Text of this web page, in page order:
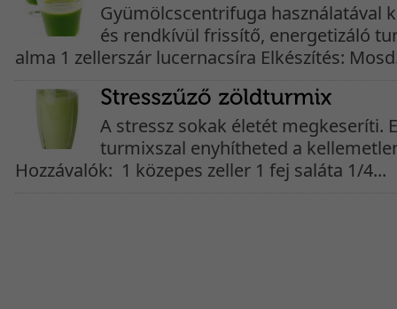
Gyümölcscentrifuga használatával
és rendkívül frissítő, energetizáló
alma 1 zellerszár lucernacsíra Elkészítés:
A stressz sokak életét megkeseríti.
turmixszal enyhítheted a
Hozzávalók: 1 közepes zeller 1 fej saláta 1/4...